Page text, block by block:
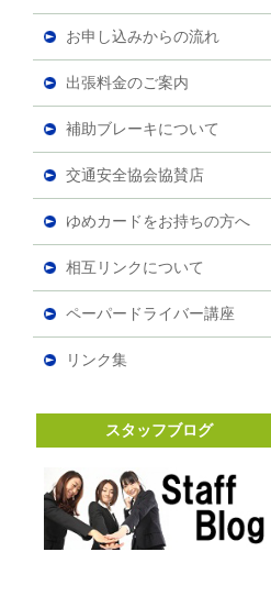
お申し込みからの流れ
出張料金のご案内
補助ブレーキについて
交通安全協会協賛店
ゆめカードをお持ちの方へ
相互リンクについて
ペーパードライバー講座
リンク集
スタッフブログ